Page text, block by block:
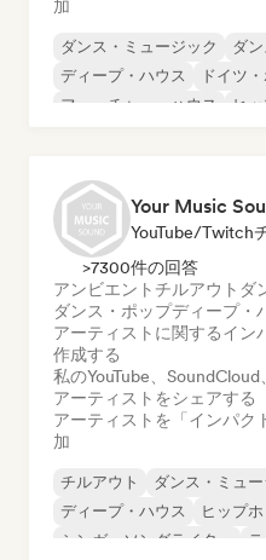
加
ダンス・ミュージック
ダ
ディープ・ハウス
ドイツ
フューチャー・ハウス
ヒ
Your Music
>7300件の回答
アンビエント チルアウト ダ
ダンス・ポップディープ・
アーティストに関するイン
作成する
私のYouTube、
アーティストをシェアする
アーティストを「インパク
加
チルアウト ダンス・ミュー
ディープ・ハウス
ヒップ
シンガーソングライター